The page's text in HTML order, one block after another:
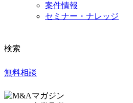
案件情報
セミナー・ナレッジ
検索
無料相談